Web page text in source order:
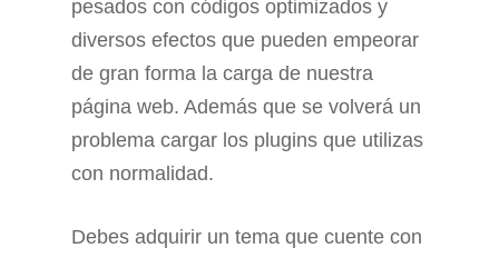
pesados con códigos optimizados y
diversos efectos que pueden empeorar
de gran forma la carga de nuestra
página web. Además que se volverá un
problema cargar los plugins que utilizas
con normalidad.
Debes adquirir un tema que cuente con